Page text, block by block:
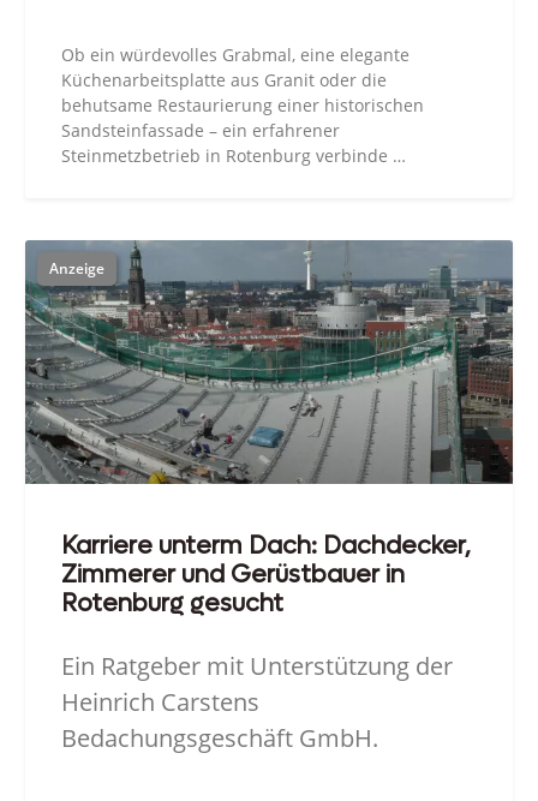
Ob ein würdevolles Grabmal, eine elegante
Küchenarbeitsplatte aus Granit oder die
behutsame Restaurierung einer historischen
Sandsteinfassade – ein erfahrener
Steinmetzbetrieb in Rotenburg verbinde …
Karriere unterm Dach: Dachdecker,
Zimmerer und Gerüstbauer in
Rotenburg gesucht
Ein Ratgeber mit Unterstützung der
Heinrich Carstens
Bedachungsgeschäft GmbH.